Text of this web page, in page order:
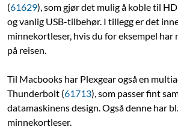
(61629), som gjør det mulig å koble til
og vanlig USB-tilbehør. I tillegg er det
minnekortleser, hvis du for eksempel har
på reisen.
Til Macbooks har Plexgear også en
Thunderbolt (61713), som passer fint
datamaskinens design. Også denne har
minnekortleser.